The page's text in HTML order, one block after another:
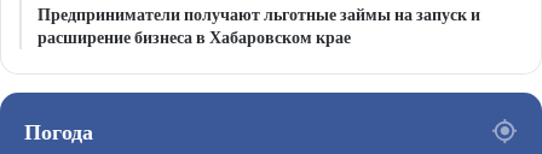
Предприниматели получают льготные займы на запуск и
расширение бизнеса в Хабаровском крае
Погода